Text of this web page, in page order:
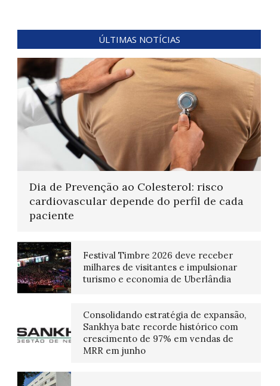
ÚLTIMAS NOTÍCIAS
Dia de Prevenção ao Colesterol: risco
cardiovascular depende do perfil de cada
paciente
Festival Timbre 2026 deve receber
milhares de visitantes e impulsionar
turismo e economia de Uberlândia
Consolidando estratégia de expansão,
Sankhya bate recorde histórico com
crescimento de 97% em vendas de
MRR em junho